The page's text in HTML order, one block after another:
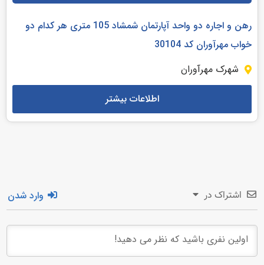
رهن و اجاره دو واحد آپارتمان شمشاد 105 متری هر کدام دو
خواب مهرآوران کد 30104
شهرک مهرآوران
اطلاعات بیشتر
اشتراک در وارد شدن